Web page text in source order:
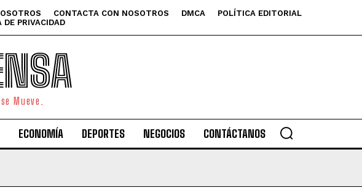
CONTACTA CON NOSOTROS DMCA
POLÍTICA EDITORIAL
DE PRIVACIDAD
Mueve.
ECONOMÍA DEPORTES NEGOCIOS CONTÁCTANOS